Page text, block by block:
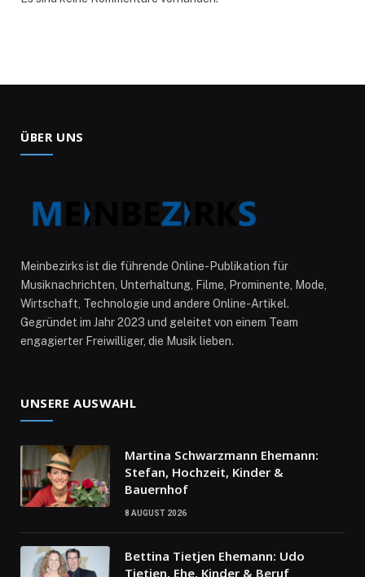
ÜBER UNS
Meinbezirks ist die führende Online-Publikation für
Musiknachrichten, Unterhaltung, Filme, Prominente, Mode,
Wirtschaft, Technologie und andere Online-Artikel.
Gegründet im Jahr 2023 und geleitet von einem Team
engagierter Freiwilliger, die Musik lieben.
UNSERE AUSWAHL
Martina Schwarzmann Ehemann:
Stefan, Hochzeit, Kinder &
Bauernhof
8 AUGUST 2026
Bettina Tietjen Ehemann: Udo
Tietjen, Ehe, Kinder & Beruf